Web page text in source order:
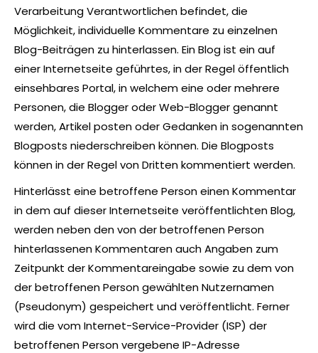
Verarbeitung Verantwortlichen befindet, die
Möglichkeit, individuelle Kommentare zu einzelnen
Blog-Beiträgen zu hinterlassen. Ein Blog ist ein auf
einer Internetseite geführtes, in der Regel öffentlich
einsehbares Portal, in welchem eine oder mehrere
Personen, die Blogger oder Web-Blogger genannt
werden, Artikel posten oder Gedanken in sogenannten
Blogposts niederschreiben können. Die Blogposts
können in der Regel von Dritten kommentiert werden.
Hinterlässt eine betroffene Person einen Kommentar
in dem auf dieser Internetseite veröffentlichten Blog,
werden neben den von der betroffenen Person
hinterlassenen Kommentaren auch Angaben zum
Zeitpunkt der Kommentareingabe sowie zu dem von
der betroffenen Person gewählten Nutzernamen
(Pseudonym) gespeichert und veröffentlicht. Ferner
wird die vom Internet-Service-Provider (ISP) der
betroffenen Person vergebene IP-Adresse